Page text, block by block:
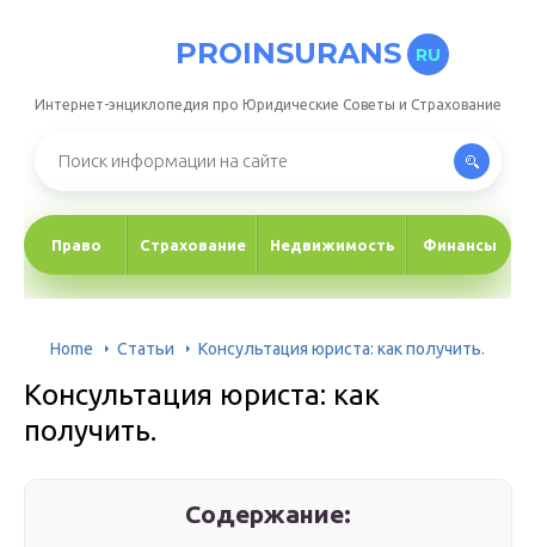
PROINSURANS RU
Интернет-энциклопедия про Юридические Советы и Страхование
Право Страхование Недвижимость Финансы
Home Статьи Консультация юриста: как получить.
Консультация юриста: как
получить.
Содержание: